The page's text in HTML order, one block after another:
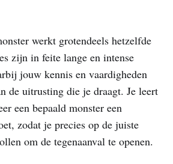
werkt grotendeels hetzelfde
zijn in feite lange en intense
jouw kennis en vaardigheden
de uitrusting die je draagt. Je leert
een bepaald monster een
zodat je precies op de juiste
om de tegenaanval te openen.